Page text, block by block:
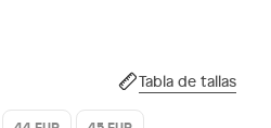
Tabla de tallas